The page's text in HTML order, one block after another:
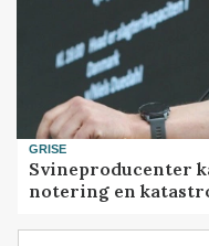
GRISE
Svineproducenter
notering en